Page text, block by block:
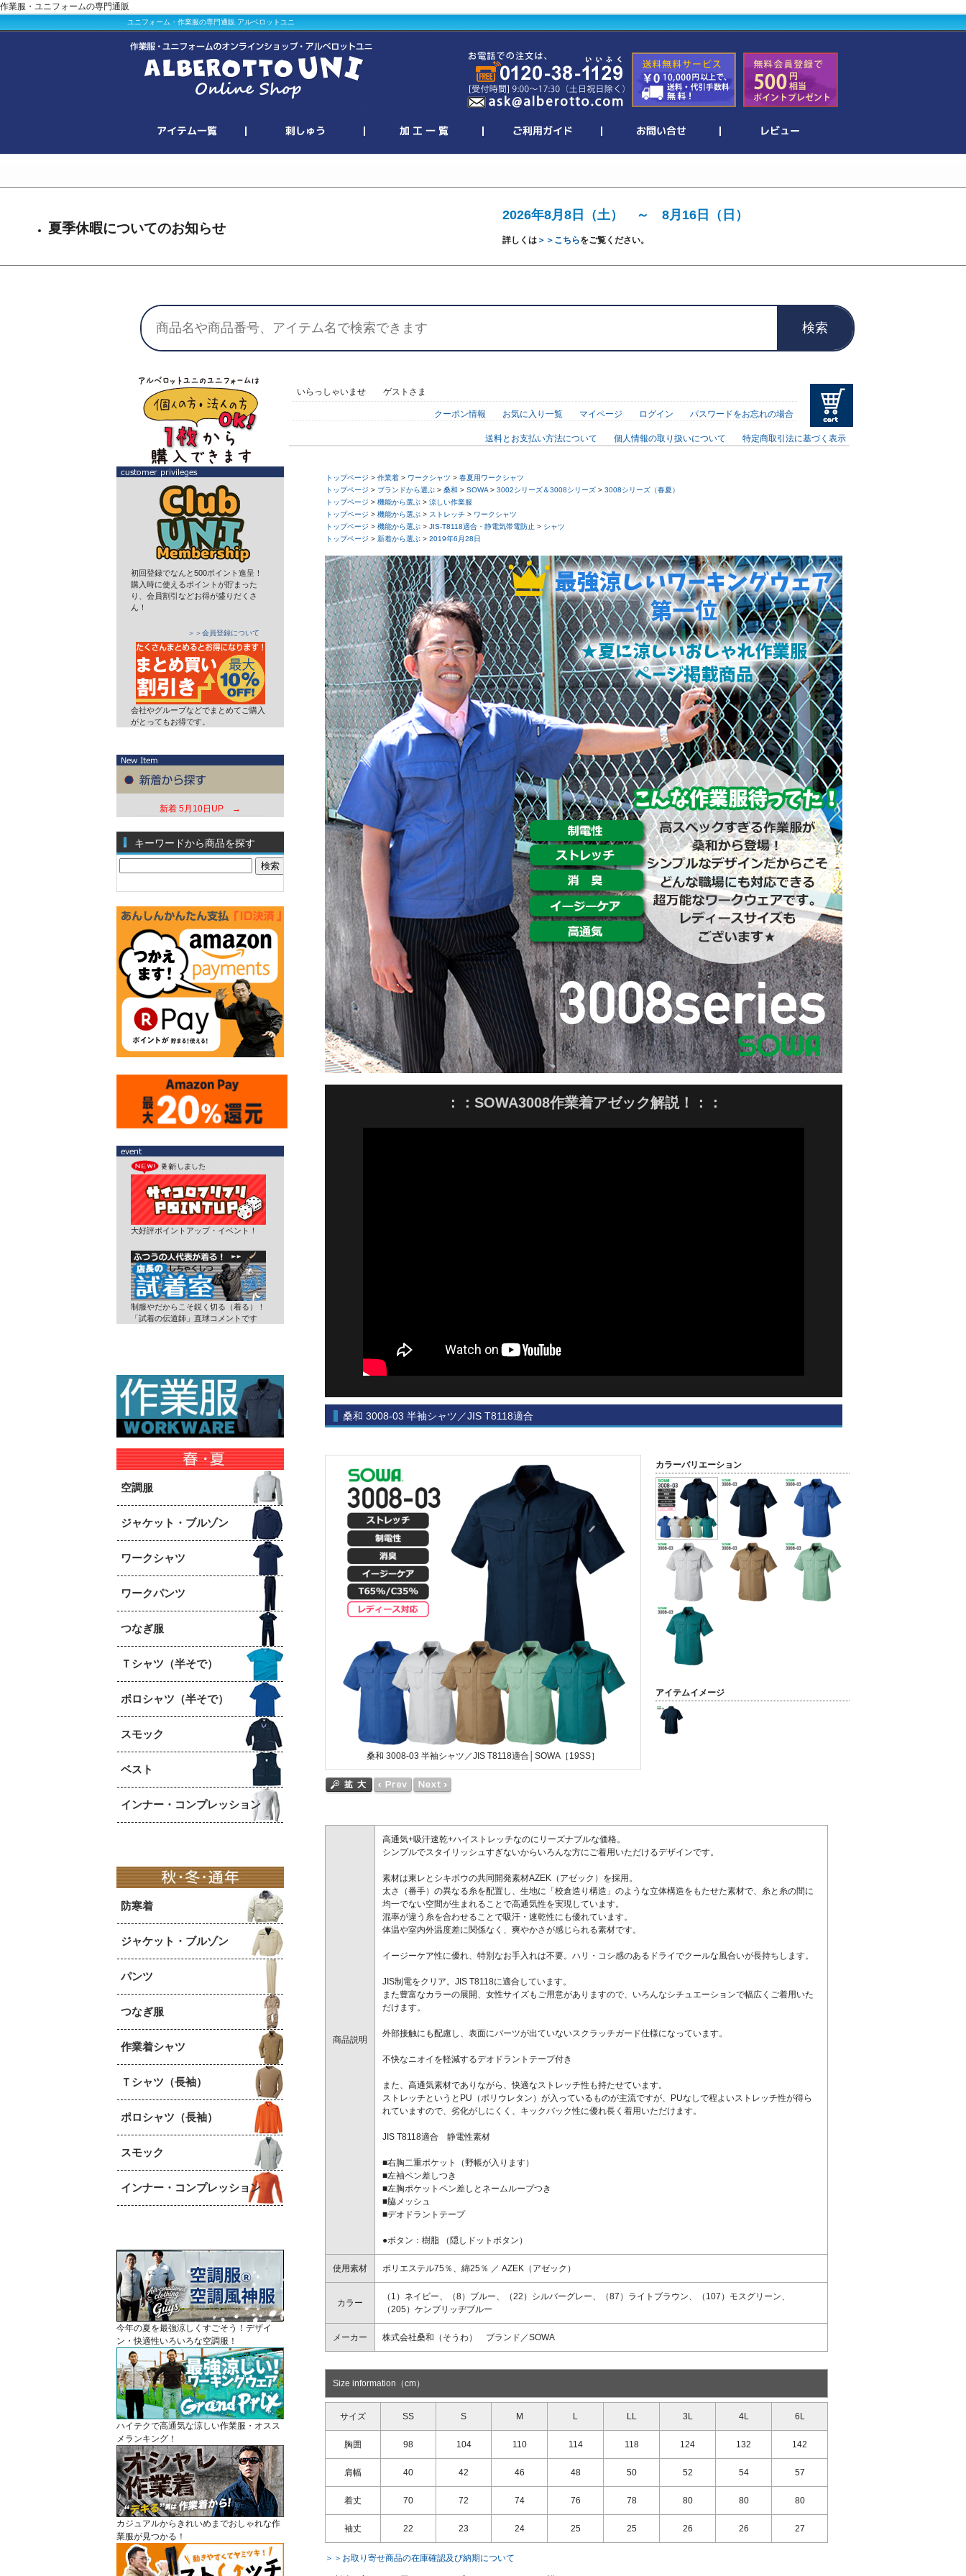
作業服・ユニフォームの専門通販
ユニフォーム・作業服の専門通販 アルベロットユニ
夏季休暇についてのお知らせ
2026年8月8日（土） ～ 8月16日（日）
詳しくは＞＞こちらをご覧ください。
検索
初回登録でなんと500ポイント進呈！
購入時に使えるポイントが貯まった
り、会員割引などお得が盛りだくさ
ん！
＞＞会員登録について
会社やグループなどでまとめてご購入
がとってもお得です。
新着 5月10日UP →
キーワードから商品を探す
大好評ポイントアップ・イベント！
制服やだからこそ鋭く切る（着る）！
「試着の伝道師」直球コメントです
空調服
ジャケット・ブルゾン
ワークシャツ
ワークパンツ
つなぎ服
Ｔシャツ（半そで）
ポロシャツ（半そで）
スモック
ベスト
インナー・コンプレッション
防寒着
ジャケット・ブルゾン
パンツ
つなぎ服
作業着シャツ
Ｔシャツ（長袖）
ポロシャツ（長袖）
スモック
インナー・コンプレッション
今年の夏を最強涼しくすごそう！デザイ
ン・快適性いろいろな空調服！
ハイテクで高通気な涼しい作業服・オスス
メランキング！
カジュアルからきれいめまでおしゃれな作
業服が見つかる！
いらっしゃいませ ゲストさま
クーポン情報 お気に入り一覧 マイページ ログイン パスワードをお忘れの場合
送料とお支払い方法について 個人情報の取り扱いについて 特定商取引法に基づく表示
トップページ > 作業着 > ワークシャツ > 春夏用ワークシャツ
トップページ > ブランドから選ぶ > 桑和 > SOWA > 3002シリーズ＆3008シリーズ > 3008シリーズ（春夏）
トップページ > 機能から選ぶ > 涼しい作業服
トップページ > 機能から選ぶ > ストレッチ > ワークシャツ
トップページ > 機能から選ぶ > JIS-T8118適合・静電気帯電防止 > シャツ
トップページ > 新着から選ぶ > 2019年6月28日
：：SOWA3008作業着アゼック解説！：：
桑和 3008-03 半袖シャツ／JIS T8118適合
カラーバリエーション
アイテムイメージ
桑和 3008-03 半袖シャツ／JIS T8118適合│SOWA［19SS］
商品説明
高通気+吸汗速乾+ハイストレッチなのにリーズナブルな価格。
シンプルでスタイリッシュすぎないからいろんな方にご着用いただけるデザインです。
素材は東レとシキボウの共同開発素材AZEK（アゼック）を採用。
太さ（番手）の異なる糸を配置し、生地に「校倉造り構造」のような立体構造をもたせた素材で、糸と糸の間に
均一でない空間が生まれることで高通気性を実現しています。
混率が違う糸を合わせることで吸汗・速乾性にも優れています。
体温や室内外温度差に関係なく、爽やかさが感じられる素材です。
イージーケア性に優れ、特別なお手入れは不要。ハリ・コシ感のあるドライでクールな風合いが長持ちします。
JIS制電をクリア。JIS T8118に適合しています。
また豊富なカラーの展開、女性サイズもご用意がありますので、いろんなシチュエーションで幅広くご着用いた
だけます。
外部接触にも配慮し、表面にパーツが出ていないスクラッチガード仕様になっています。
不快なニオイを軽減するデオドラントテープ付き
また、高通気素材でありながら、快適なストレッチ性も持たせています。
ストレッチというとPU（ポリウレタン）が入っているものが主流ですが、PUなしで程よいストレッチ性が得ら
れていますので、劣化がしにくく、キックバック性に優れ長く着用いただけます。
JIS T8118適合 静電性素材
■右胸二重ポケット（野帳が入ります）
■左袖ペン差しつき
■左胸ポケットペン差しとネームループつき
■脇メッシュ
■デオドラントテープ
●ボタン：樹脂 （隠しドットボタン）
使用素材 ポリエステル75％、綿25％ ／ AZEK（アゼック）
カラー
（1）ネイビー、（8）ブルー、（22）シルバーグレー、（87）ライトブラウン、（107）モスグリーン、
（205）ケンブリッヂブルー
メーカー 株式会社桑和（そうわ） ブランド／SOWA
Size information（cm）
サイズ SS S M L LL 3L 4L 6L
胸囲 98 104 110 114 118 124 132 142
肩幅 40 42 46 48 50 52 54 57
着丈 70 72 74 76 78 80 80 80
袖丈 22 23 24 25 25 26 26 27
＞＞お取り寄せ商品の在庫確認及び納期について